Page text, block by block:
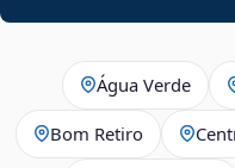
Água Verde
Bom Retiro